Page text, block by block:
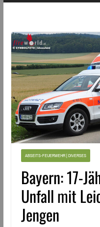
ABSEITS-FEUERWEHR | DIVERSES
Bayern: 17-
Unfall mit
Jengen